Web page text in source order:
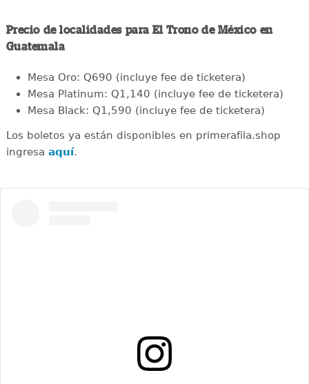
Precio de localidades para El Trono de México en
Guatemala
Mesa Oro: Q690 (incluye fee de ticketera)
Mesa Platinum: Q1,140 (incluye fee de ticketera)
Mesa Black: Q1,590 (incluye fee de ticketera)
Los boletos ya están disponibles en primerafila.shop
ingresa aquí.